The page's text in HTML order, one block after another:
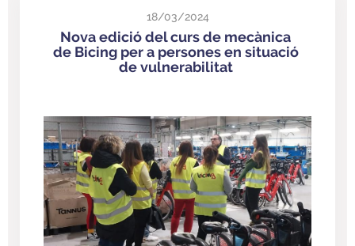
18/03/2024
Nova edició del curs de mecànica
de Bicing per a persones en situació
de vulnerabilitat